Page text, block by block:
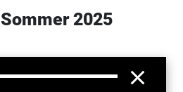
2025
Die BGHW erwartet